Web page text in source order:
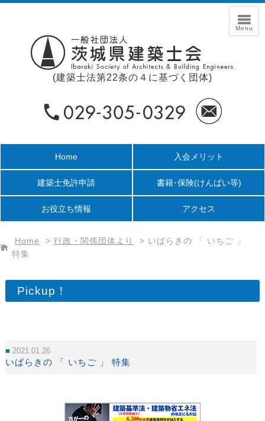
(建築士法第22条の４に基づく団体)
Home 入会メリット
建築士免許申請 書籍･保険(けんばい等)
お役立ち情報 アクセス
Home > 行政・関係団体より > いばらきの 「 いちご 」
特集
Pickup！
2021.01.26
いばらきの 「 いちご 」 特集